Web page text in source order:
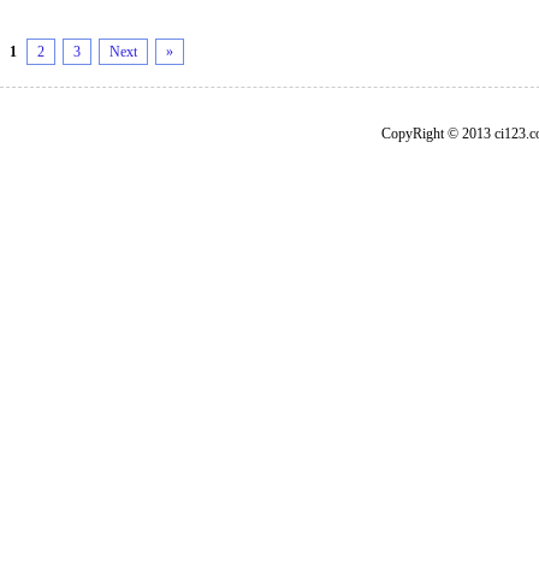
1 2 3 Next »
CopyRight © 2013